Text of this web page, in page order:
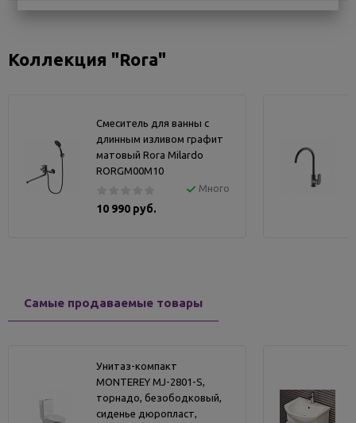
Коллекция "Rora"
Смеситель для ванны с
длинным изливом графит
матовый Rora Milardo
RORGM00M10
Много
10 990 руб.
Самые продаваемые товары
Унитаз-компакт
MONTEREY MJ-2801-S,
торнадо, безободковый,
сиденье дюропласт,